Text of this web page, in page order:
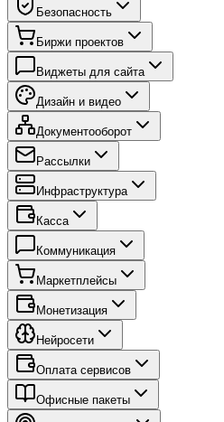
Безопасность
Биржи проектов
Виджеты для сайта
Дизайн и видео
Документооборот
Рассылки
Инфраструктура
Касса
Коммуникация
Маркетплейсы
Монетизация
Нейросети
Оплата сервисов
Офисные пакеты